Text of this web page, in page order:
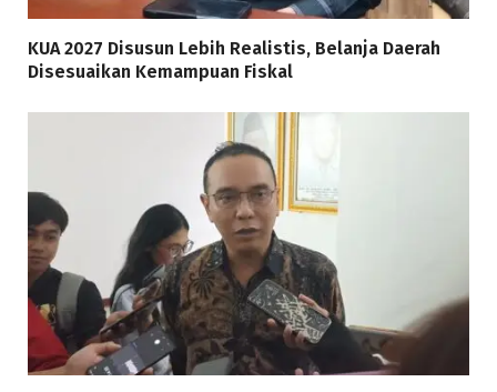
KUA 2027 Disusun Lebih Realistis, Belanja Daerah
Disesuaikan Kemampuan Fiskal